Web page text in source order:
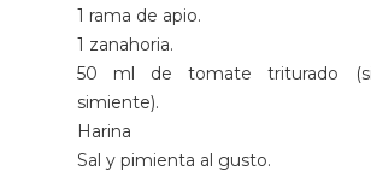
1 rama de apio.
1 zanahoria.
50 ml de tomate triturado
simiente).
Harina
Sal y pimienta al gusto.